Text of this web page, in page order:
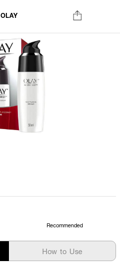
OLAY
Recommended
How to Use